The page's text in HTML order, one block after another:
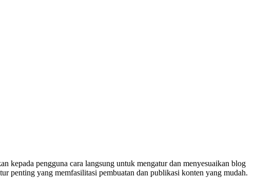
kepada pengguna cara langsung untuk mengatur dan menyesuaikan blog
penting yang memfasilitasi pembuatan dan publikasi konten yang mudah.